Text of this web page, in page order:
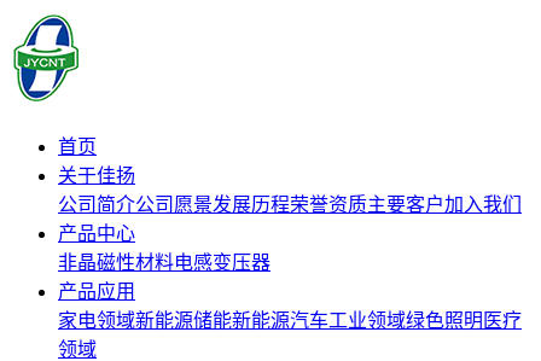
首页
关于佳扬
公司简介公司愿景发展历程荣誉资质主要客户加入我们
产品中心
非晶磁性材料电感变压器
产品应用
家电领域新能源储能新能源汽车工业领域绿色照明 医疗
领域